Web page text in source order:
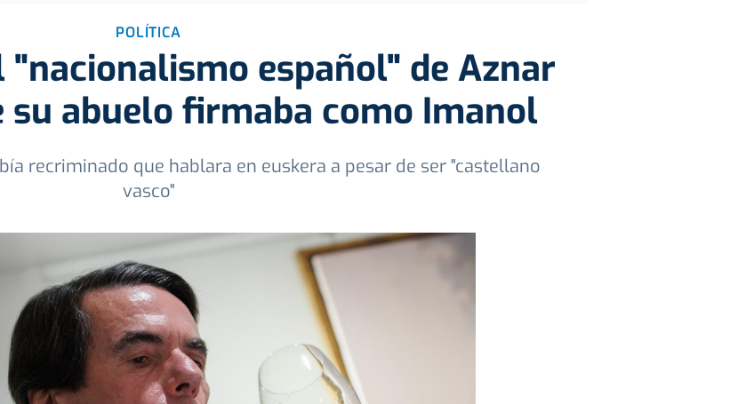
POLÍTICA
"nacionalismo español" de Aznar
su abuelo firmaba como Imanol
recriminado que hablara en euskera a pesar de ser "castellano
vasco"